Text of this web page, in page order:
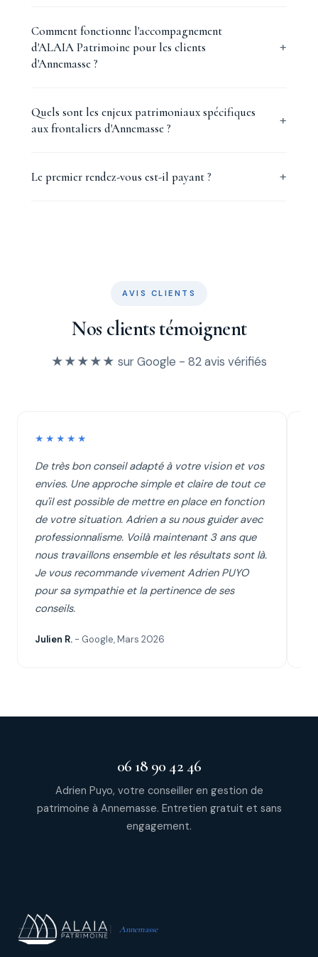
Comment fonctionne l'accompagnement
d'ALAIA Patrimoine pour les clients
d'Annemasse ?
Quels sont les enjeux patrimoniaux spécifiques
aux frontaliers d'Annemasse ?
Le premier rendez-vous est-il payant ?
AVIS CLIENTS
Nos clients témoignent
★★★★★ sur Google - 82 avis vérifiés
★★★★★
De très bon conseil adapté à votre vision et vos
envies. Une approche simple et claire de tout ce
qu'il est possible de mettre en place en fonction
de votre situation. Adrien a su nous guider avec
professionnalisme. Voilà maintenant 3 ans que
nous travaillons ensemble et les résultats sont là.
Je vous recommande vivement Adrien PUYO
pour sa sympathie et la pertinence de ses
conseils.
Julien R. - Google, Mars 2026
06 18 90 42 46
Adrien Puyo, votre conseiller en gestion de
patrimoine à Annemasse. Entretien gratuit et sans
engagement.
Annemasse